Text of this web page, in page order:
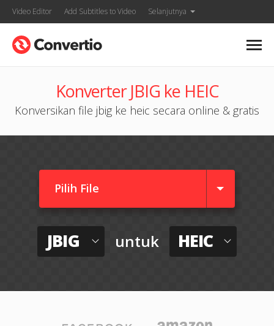
Video Editor Add Subtitles to Video Selanjutnya
Konverter JBIG ke HEIC
Konversikan file jbig ke heic secara online & gratis
Pilih File
JBIG untuk HEIC